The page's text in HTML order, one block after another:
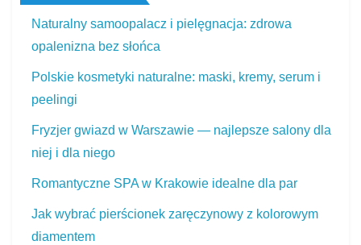
Naturalny samoopalacz i pielęgnacja: zdrowa
opalenizna bez słońca
Polskie kosmetyki naturalne: maski, kremy, serum i
peelingi
Fryzjer gwiazd w Warszawie — najlepsze salony dla
niej i dla niego
Romantyczne SPA w Krakowie idealne dla par
Jak wybrać pierścionek zaręczynowy z kolorowym
diamentem